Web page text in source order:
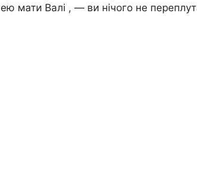
мати Валі , — ви нічого не